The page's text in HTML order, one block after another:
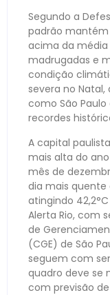
Segundo a
padrão mantém
acima da
madrugadas e
condição
severa no
como São
recordes
A capital
mais alta do
mês de
dia mais
atingindo
Alerta Rio, com
de
(CGE) de São
seguem com
quadro deve se
com previsão